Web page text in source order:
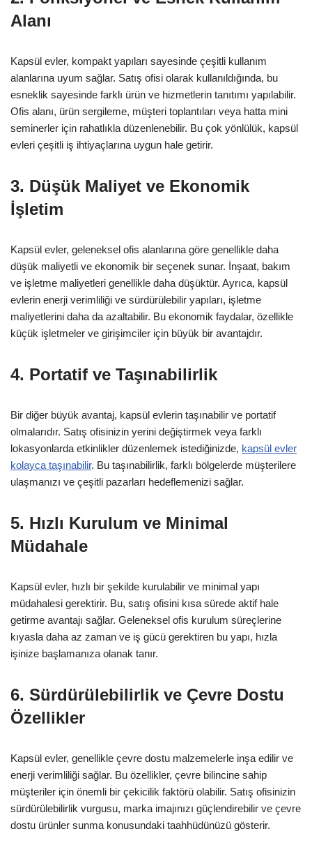
Alanı
Kapsül evler, kompakt yapıları sayesinde çeşitli kullanım
alanlarına uyum sağlar. Satış ofisi olarak kullanıldığında, bu
esneklik sayesinde farklı ürün ve hizmetlerin tanıtımı yapılabilir.
Ofis alanı, ürün sergileme, müşteri toplantıları veya hatta mini
seminerler için rahatlıkla düzenlenebilir. Bu çok yönlülük, kapsül
evleri çeşitli iş ihtiyaçlarına uygun hale getirir.
3. Düşük Maliyet ve Ekonomik
İşletim
Kapsül evler, geleneksel ofis alanlarına göre genellikle daha
düşük maliyetli ve ekonomik bir seçenek sunar. İnşaat, bakım
ve işletme maliyetleri genellikle daha düşüktür. Ayrıca, kapsül
evlerin enerji verimliliği ve sürdürülebilir yapıları, işletme
maliyetlerini daha da azaltabilir. Bu ekonomik faydalar, özellikle
küçük işletmeler ve girişimciler için büyük bir avantajdır.
4. Portatif ve Taşınabilirlik
Bir diğer büyük avantaj, kapsül evlerin taşınabilir ve portatif
olmalarıdır. Satış ofisinizin yerini değiştirmek veya farklı
lokasyonlarda etkinlikler düzenlemek istediğinizde, kapsül evler
kolayca taşınabilir. Bu taşınabilirlik, farklı bölgelerde müşterilere
ulaşmanızı ve çeşitli pazarları hedeflemenizi sağlar.
5. Hızlı Kurulum ve Minimal
Müdahale
Kapsül evler, hızlı bir şekilde kurulabilir ve minimal yapı
müdahalesi gerektirir. Bu, satış ofisini kısa sürede aktif hale
getirme avantajı sağlar. Geleneksel ofis kurulum süreçlerine
kıyasla daha az zaman ve iş gücü gerektiren bu yapı, hızla
işinize başlamanıza olanak tanır.
6. Sürdürülebilirlik ve Çevre Dostu
Özellikler
Kapsül evler, genellikle çevre dostu malzemelerle inşa edilir ve
enerji verimliliği sağlar. Bu özellikler, çevre bilincine sahip
müşteriler için önemli bir çekicilik faktörü olabilir. Satış ofisinizin
sürdürülebilirlik vurgusu, marka imajınızı güçlendirebilir ve çevre
dostu ürünler sunma konusundaki taahhüdünüzü gösterir.